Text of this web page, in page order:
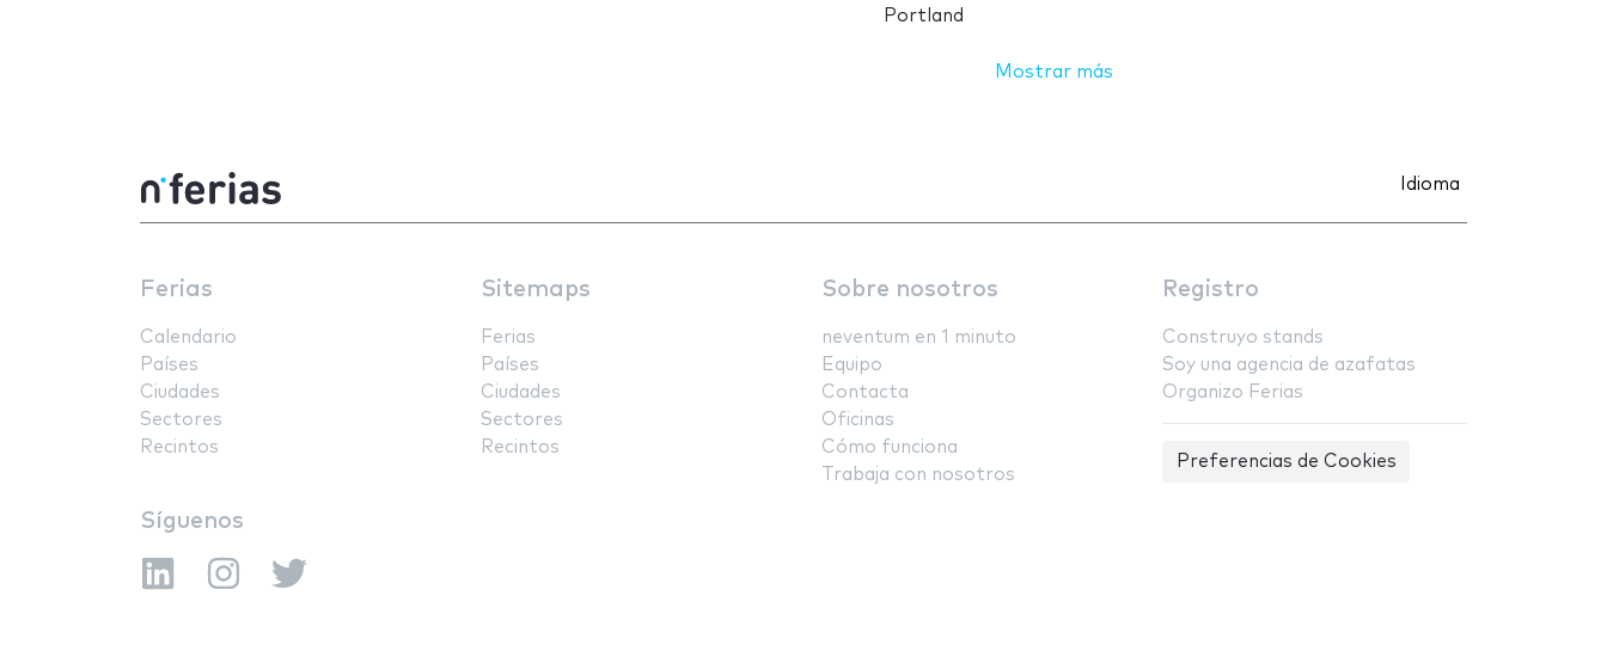
Portland
Mostrar más
Idioma
Ferias
Calendario
Países
Ciudades
Sectores
Recintos
Sitemaps
Ferias
Países
Ciudades
Sectores
Recintos
Sobre nosotros
neventum en 1 minuto
Equipo
Contacta
Oficinas
Cómo funciona
Trabaja con nosotros
Registro
Construyo stands
Soy una agencia de azafatas
Organizo Ferias
Preferencias de Cookies
Síguenos